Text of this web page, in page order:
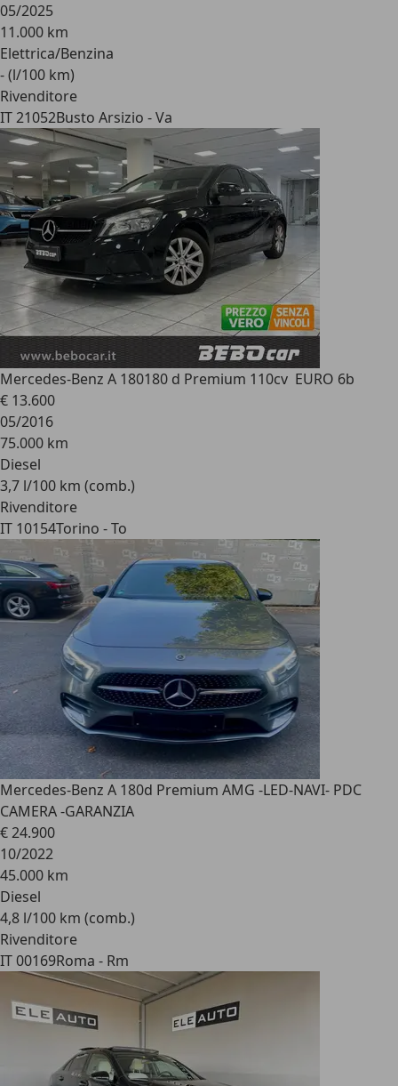
05/2025
11.000 km
Elettrica/Benzina
- (l/100 km)
Rivenditore
IT 21052Busto Arsizio - Va
Mercedes-Benz A 180180 d Premium 110cv EURO 6b
€ 13.600
05/2016
75.000 km
Diesel
3,7 l/100 km (comb.)
Rivenditore
IT 10154Torino - To
Mercedes-Benz A 180d Premium AMG -LED-NAVI- PDC
CAMERA -GARANZIA
€ 24.900
10/2022
45.000 km
Diesel
4,8 l/100 km (comb.)
Rivenditore
IT 00169Roma - Rm